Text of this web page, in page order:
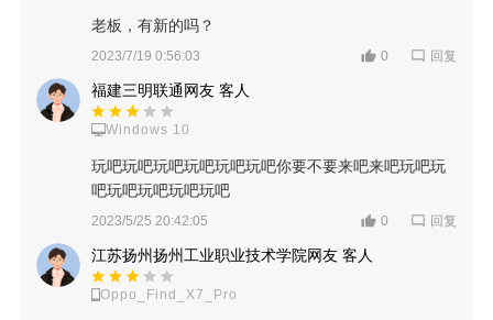
老板，有新的吗？
2023/7/19 0:56:03 0 回复
福建三明联通网友 客人
Windows 10
玩吧玩吧玩吧玩吧玩吧玩吧你要不要来吧来吧玩吧玩
吧玩吧玩吧玩吧玩吧
2023/5/25 20:42:05 0 回复
江苏扬州扬州工业职业技术学院网友 客人
Oppo_Find_X7_Pro